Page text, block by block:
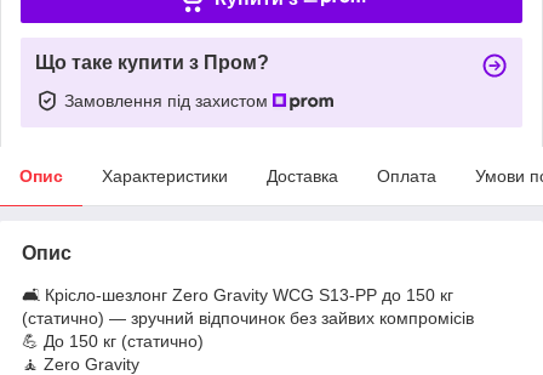
Що таке купити з Пром?
Замовлення під захистом
Опис Характеристики Доставка Оплата Умови
Опис
🛋️ Крісло-шезлонг Zero Gravity WCG S13-PP до 150 кг
(статично) — зручний відпочинок без зайвих компромісів
💪 До 150 кг (статично)
🧘 Zero Gravity